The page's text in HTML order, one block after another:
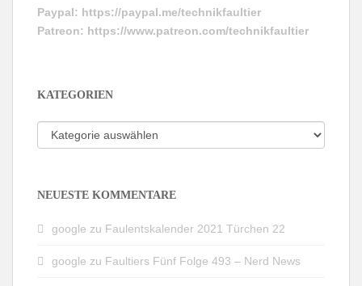
Paypal: https://paypal.me/technikfaultier
Patreon: https://www.patreon.com/technikfaultier
KATEGORIEN
Kategorien
NEUESTE KOMMENTARE
google zu Faulentskalender 2021 Türchen 22
google zu Faultiers Fünf Folge 493 – Nerd News